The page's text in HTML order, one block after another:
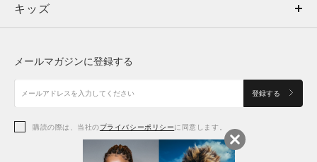
キッズ
アクセサリー
ボトムス
アクセサリー
トップス
シューズ
アクセサリー
キッズ
シューズ
メールマガジンに登録する
登録する
購読の際は、当社のプライバシーポリシーに同意します。